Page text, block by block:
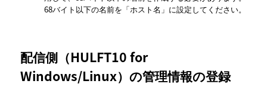
68バイト以下の名前を
ホスト名 に設定してください。
配信側（HULFT10 for
Windows/Linux）の管理情報の登録